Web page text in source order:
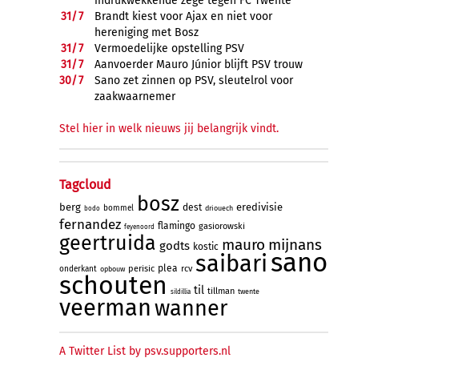
31/7
Brandt kiest voor Ajax en niet voor
hereniging met Bosz
31/7
Vermoedelijke opstelling PSV
31/7
Aanvoerder Mauro Júnior blijft PSV trouw
30/7
Sano zet zinnen op PSV, sleutelrol voor
zaakwaarnemer
Stel hier in welk nieuws jij belangrijk vindt.
Tagcloud
berg bodo bommel bosz dest driouech eredivisie
fernandez feyenoord flamingo gasiorowski
geertruida godts kostic mauro mijnans
onderkant opbouw perisic plea rcv saibari sano
schouten sildillia til tillman twente
veermanwanner
A Twitter List by psv.supporters.nl